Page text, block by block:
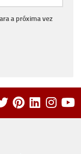
a próxima vez